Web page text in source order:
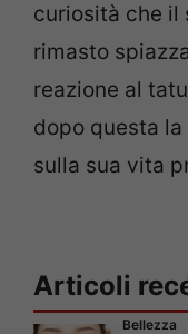
curiosità che il
rimasto
reazione al
dopo questa la
sulla sua vita
Articoli
Bellezza